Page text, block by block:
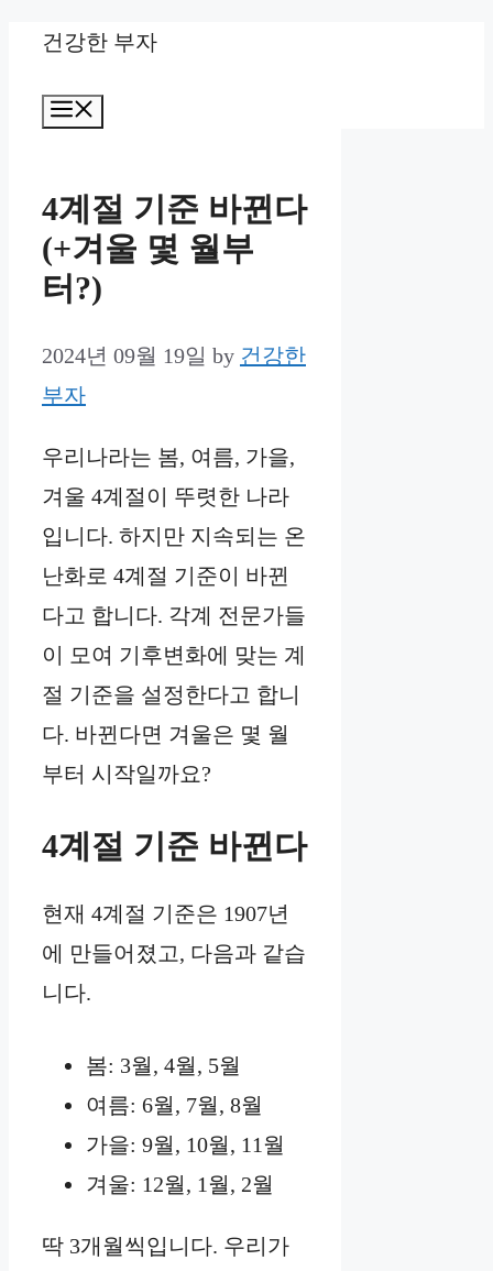
Skip
content
건강한 부자
4계절 기준 바뀐다
(+겨울 몇 월부
터?)
2024년 09월 19일 by 건강한
부자
우리나라는 봄, 여름, 가을,
겨울 4계절이 뚜렷한 나라
입니다. 하지만 지속되는 온
난화로 4계절 기준이 바뀐
다고 합니다. 각계 전문가들
이 모여 기후변화에 맞는 계
절 기준을 설정한다고 합니
다. 바뀐다면 겨울은 몇 월
부터 시작일까요?
4계절 기준 바뀐다
현재 4계절 기준은 1907년
에 만들어졌고, 다음과 같습
니다.
봄: 3월, 4월, 5월
여름: 6월, 7월, 8월
가을: 9월, 10월, 11월
겨울: 12월, 1월, 2월
딱 3개월씩입니다. 우리가